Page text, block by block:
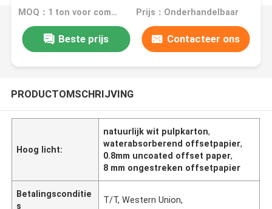
MOQ：1 ton voor commomgrootte of 10 ton voor speciale grootte Prijs：Onderhandelbaar
Beste prijs Contacteer ons
PRODUCTOMSCHRIJVING
Hoog licht:
natuurlijk wit pulpkarton,
waterabsorberend offsetpapier,
0.8mm uncoated offset paper,
8 mm ongestreken offsetpapier
Betalingsconditie
s
T/T, Western Union,